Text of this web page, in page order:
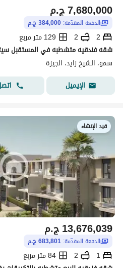
ج.م7,680,000
الدفعة المقدّمة: 384,000 ج.م
2
2
129 متر مربع
سمو، الشيخ زايد، الجيزة
الإيميل
قيد الإنشاء
ج.م13,676,039
الدفعة المقدّمة: 683,801 ج.م
1
2
84 متر مربع